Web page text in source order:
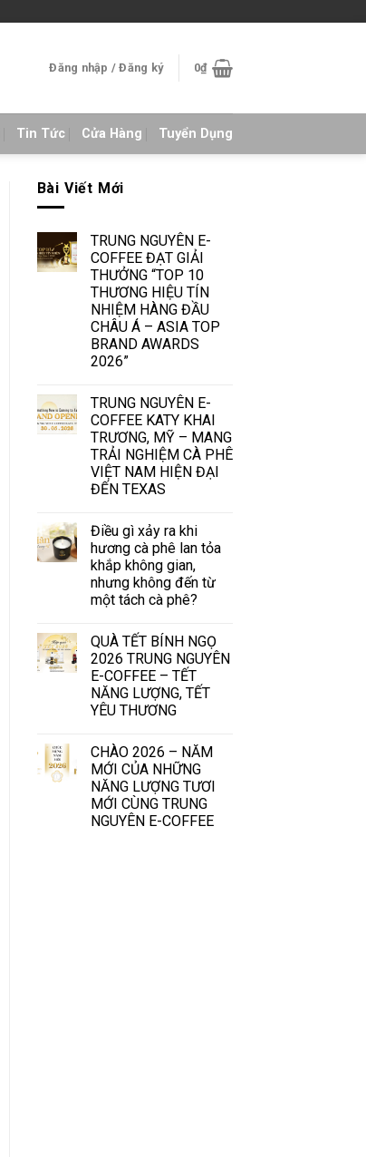
Đăng nhập / Đăng ký 0₫
Tin Tức Cửa Hàng Tuyển Dụng
Bài Viết Mới
TRUNG NGUYÊN E-
COFFEE ĐẠT GIẢI
THƯỞNG “TOP 10
THƯƠNG HIỆU TÍN
NHIỆM HÀNG ĐẦU
CHÂU Á – ASIA TOP
BRAND AWARDS
2026”
TRUNG NGUYÊN E-
COFFEE KATY KHAI
TRƯƠNG, MỸ – MANG
TRẢI NGHIỆM CÀ PHÊ
VIỆT NAM HIỆN ĐẠI
ĐẾN TEXAS
Điều gì xảy ra khi
hương cà phê lan tỏa
khắp không gian,
nhưng không đến từ
một tách cà phê?
QUÀ TẾT BÍNH NGỌ
2026 TRUNG NGUYÊN
E-COFFEE – TẾT
NĂNG LƯỢNG, TẾT
YÊU THƯƠNG
CHÀO 2026 – NĂM
MỚI CỦA NHỮNG
NĂNG LƯỢNG TƯƠI
MỚI CÙNG TRUNG
NGUYÊN E-COFFEE